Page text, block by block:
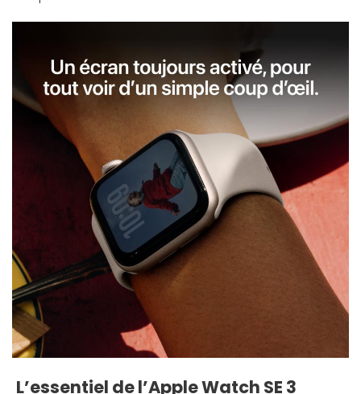
L’essentiel de l’Apple Watch SE 3